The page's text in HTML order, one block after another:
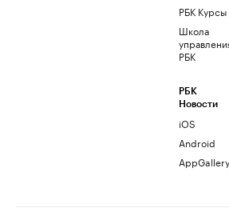
РБК Курсы
Школа
РБК
РБК
Новости
iOS
Android
AppGallery